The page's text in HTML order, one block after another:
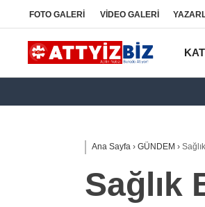
FOTO GALERİ VİDEO GALERİ
Ana Sayfa › GÜNDEM ›
Sağlık